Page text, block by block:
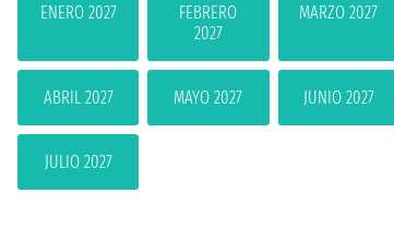
ENERO 2027
FEBRERO
2027
MARZO 2027
ABRIL 2027 MAYO 2027 JUNIO 2027
JULIO 2027